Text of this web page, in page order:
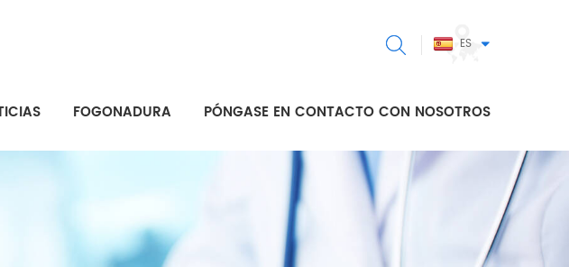
ES
FOGONADURA PÓNGASE EN CONTACTO CON NOSOTROS